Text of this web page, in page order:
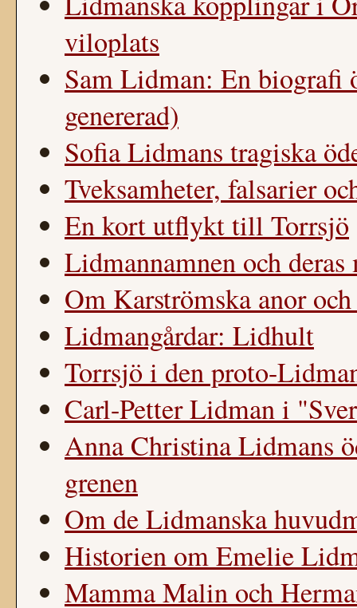
viloplats
Sam Lidman: En biografi
genererad)
Sofia Lidmans tragiska
Tveksamheter, falsarier
En kort utflykt till Torrsjö
Lidmannamnen och
Om Karströmska anor
Lidmangårdar: Lidhult
Torrsjö i den proto-
Carl-Petter Lidman i
Anna Christina Lidmans
grenen
Om de Lidmanska
Historien om Emelie
Mamma Malin och